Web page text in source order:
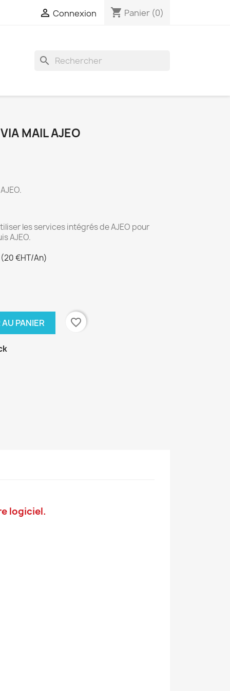
 Connexion shopping_cart Panier (0)
search
MAIL AJEO
les services intégrés de AJEO pour
AJEO.
(20 €HT/An)
PANIER favorite_border
logiciel.